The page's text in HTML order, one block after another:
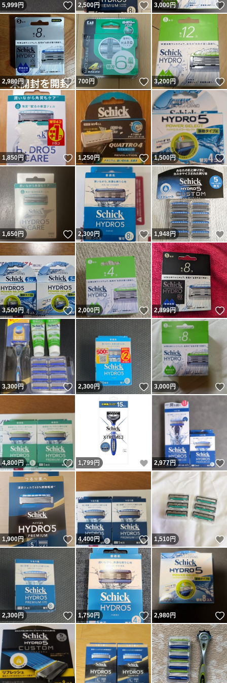
5,999円 いいね！
2,500円 いいね！
3,000円
2,980円 いいね！
700円 いいね！
3,200円
1,850円 いいね！
1,250円 いいね！
1,500円
1,650円 いいね！
2,300円 いいね！
1,948円
3,500円 いいね！
2,000円 いいね！
2,899円
3,300円 いいね！
2,300円 いいね！
3,000円
4,800円 いいね！
1,799円 いいね！
2,977円
1,900円 いいね！
4,400円 いいね！
1,510円
2,300円 いいね！
1,750円 いいね！
2,980円